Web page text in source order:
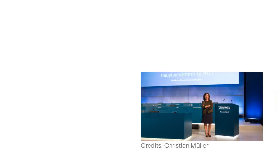
Credits: Christian Müller